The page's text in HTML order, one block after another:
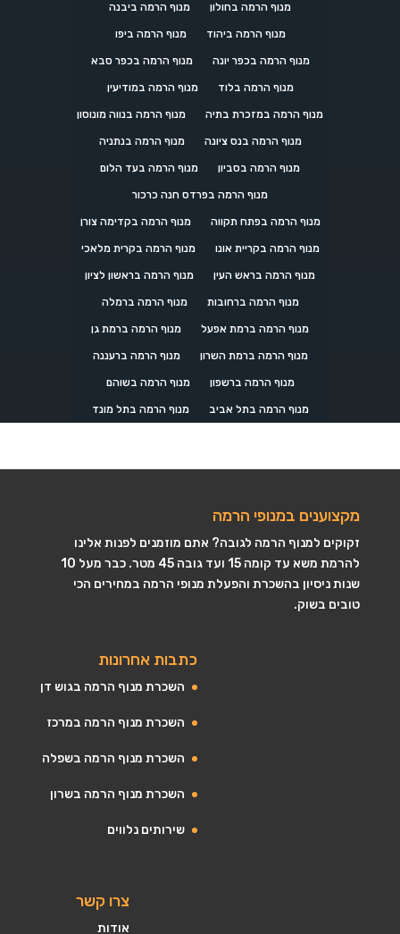
מנוף הרמה בחולון מנוף הרמה ביבנה
מנוף הרמה ביהוד מנוף הרמה ביפו
מנוף הרמה בכפר יונה מנוף הרמה בכפר סבא
מנוף הרמה בלוד מנוף הרמה במודיעין
מנוף הרמה במזכרת בתיה מנוף הרמה בנווה מונוסון
מנוף הרמה בנס ציונה מנוף הרמה בנתניה
מנוף הרמה בסביון מנוף הרמה בעד הלום
מנוף הרמה בפרדס חנה כרכור
מנוף הרמה בפתח תקווה מנוף הרמה בקדימה צורן
מנוף הרמה בקריית אונו מנוף הרמה בקרית מלאכי
מנוף הרמה בראש העין מנוף הרמה בראשון לציון
מנוף הרמה ברחובות מנוף הרמה ברמלה
מנוף הרמה ברמת אפעל מנוף הרמה ברמת גן
מנוף הרמה ברמת השרון מנוף הרמה ברעננה
מנוף הרמה ברשפון מנוף הרמה בשוהם
מנוף הרמה בתל אביב מנוף הרמה בתל מונד
מקצוענים במנופי הרמה
זקוקים למנוף הרמה לגובה? אתם מוזמנים לפנות אלינו
להרמת משא עד קומה 15 ועד גובה 45 מטר. כבר מעל 10
שנות ניסיון בהשכרת והפעלת מנופי הרמה במחירים הכי
טובים בשוק.
כתבות אחרונות
השכרת מנוף הרמה בגוש דן
השכרת מנוף הרמה במרכז
השכרת מנוף הרמה בשפלה
השכרת מנוף הרמה בשרון
שירותים נלווים
צרו קשר
אודות